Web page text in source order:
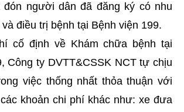
người dân đã đăng ký có nhu
điều trị bệnh tại Bệnh viện 199.
cố định về Khám chữa bệnh tại
Công ty DVTT&CSSK NCT tự chịu
việc thống nhất thỏa thuận với
khoản chi phí khác như: xe đưa